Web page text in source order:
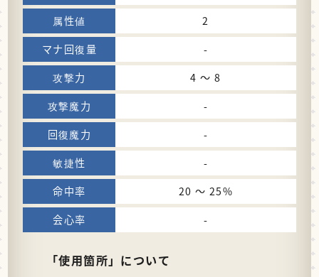
2
-
4 〜 8
-
-
-
20 〜 25%
-
「使用箇所」について